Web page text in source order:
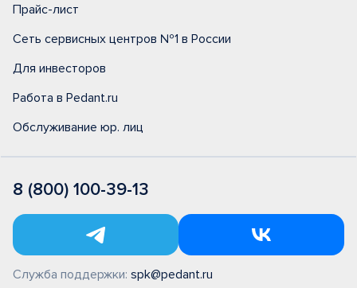
Прайс-лист
Сеть сервисных центров №1 в России
Для инвесторов
Работа в Pedant.ru
Обслуживание юр. лиц
8 (800) 100-39-13
Служба поддержки: spk@pedant.ru